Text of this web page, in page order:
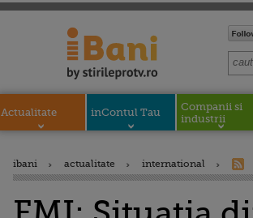
Actualitate inContul Tau
Companii si
industrii
ibani actualitate international